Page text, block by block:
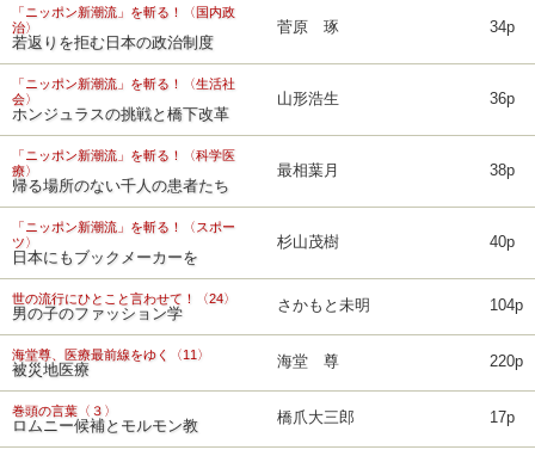
「ニッポン新潮流」を斬る！〈国内政
治〉
若返りを拒む日本の政治制度
菅原 琢 34p
「ニッポン新潮流」を斬る！〈生活社
会〉
ホンジュラスの挑戦と橋下改革
山形浩生 36p
「ニッポン新潮流」を斬る！〈科学医
療〉
帰る場所のない千人の患者たち
最相葉月 38p
「ニッポン新潮流」を斬る！〈スポー
ツ〉
日本にもブックメーカーを
杉山茂樹 40p
世の流行にひとこと言わせて！〈24〉
男の子のファッション学 さかもと未明 104p
海堂尊、医療最前線をゆく〈11〉
被災地医療 海堂 尊 220p
巻頭の言葉〈３〉
ロムニー候補とモルモン教 橋爪大三郎 17p